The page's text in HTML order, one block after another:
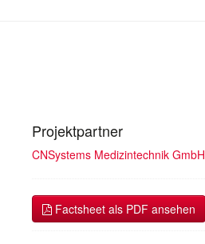
Projektpartner
CNSystems Medizintechnik GmbH
Factsheet als PDF ansehen